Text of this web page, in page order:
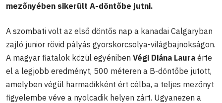
mezőnyében sikerült A-döntőbe jutni.
A szombati volt az első döntős nap a kanadai Calgaryban
zajló junior rövid pályás gyorskorcsolya-világbajnokságon.
A magyar fiatalok közül egyéniben Végi Diána Laura érte
el a legjobb eredményt, 500 méteren a B-döntőbe jutott,
amelyben végül harmadikként ért célba, a teljes mezőnyt
figyelembe véve a nyolcadik helyen zárt. Ugyanezen a